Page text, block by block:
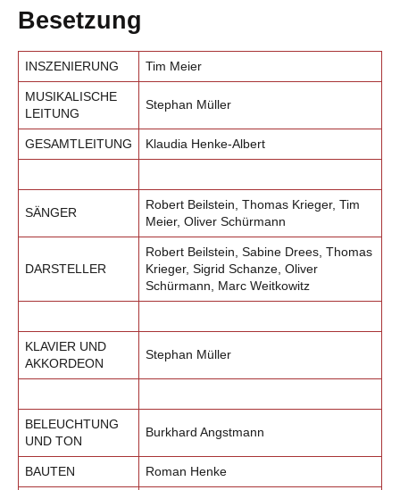
Besetzung
INSZENIERUNG Tim Meier
MUSIKALISCHE
LEITUNG
Stephan Müller
GESAMTLEITUNG Klaudia Henke-Albert
SÄNGER
Robert Beilstein, Thomas Krieger, Tim
Meier, Oliver Schürmann
DARSTELLER
Robert Beilstein, Sabine Drees, Thomas
Krieger, Sigrid Schanze, Oliver
Schürmann, Marc Weitkowitz
KLAVIER UND
AKKORDEON
Stephan Müller
BELEUCHTUNG
UND TON
Burkhard Angstmann
BAUTEN Roman Henke